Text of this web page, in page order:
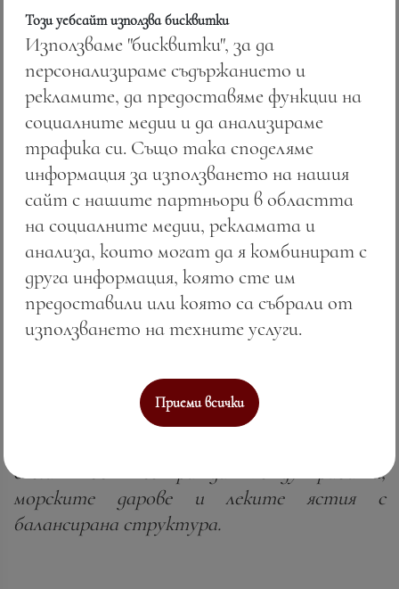
на свежите плодови аромати, докато
френското винено наследство се преплита с
типичните цитрусови и тревисти тонове
в 750 ml съвършенство.
Много живият вкус се разгръща като свежа
и балансирана поезия—с добре изразена
киселинност и добра структура, която
води към дългия финал. Вкусовата хармония
оставя следи от френската елегантност,
която само класическата свежест може да
подари в своята най-висококачествена
същност.
Сейнт Марк във френската си най-
класическа традиция.
елегантност се ражда между рибата,
морските дарове и леките ястия с
балансирана структура.
Този уебсайт използва бисквитки
Използваме "бисквитки", за да
персонализираме съдържанието и
рекламите, да предоставяме функции на
социалните медии и да анализираме
трафика си. Също така споделяме
информация за използването на нашия
сайт с нашите партньори в областта
на социалните медии, рекламата и
анализа, които могат да я комбинират с
друга информация, която сте им
предоставили или която са събрали от
използването на техните услуги.
Приеми всички